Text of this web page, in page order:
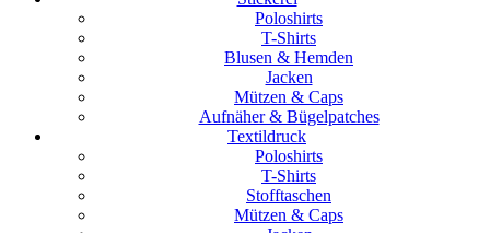
Poloshirts
T-Shirts
Blusen & Hemden
Jacken
Mützen & Caps
Aufnäher & Bügelpatches
Textildruck
Poloshirts
T-Shirts
Stofftaschen
Mützen & Caps